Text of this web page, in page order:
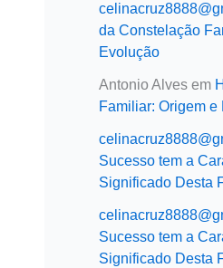
da Constelação
Evolução
Antonio Alves em
Familiar: Origem e
Sucesso tem a
Significado Desta
Sucesso tem a
Significado Desta